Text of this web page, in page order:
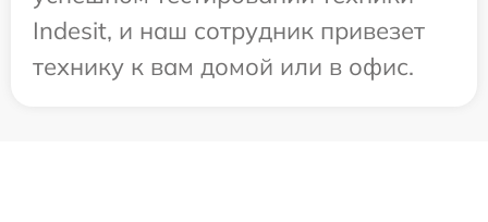
Indesit, и наш сотрудник привезет
технику к вам домой или в офис.